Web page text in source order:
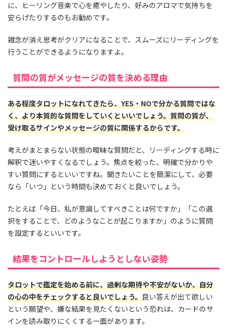
に、ヒーリング音楽で心を癒やしたり、好みのアロマで気持ちを
安らげたりするのもお勧めです。
雑念が消え思考がクリアになることで、スムーズにリーディングを
行うことができるようになりますよ。
質問の質がメッセージの質を決める理由
ある程度タロットになれてきたら、YES・NOで分かる質問ではな
く、より本質的な質問をしていくといいでしょう。質問の質が、
受け取るサインやメッセージの質に関係するからです。
考えがまとまらない状態の曖昧な質問だと、リーディングする時に
解釈で迷いやすくなるでしょう。焦点を絞った、明確で分かりや
すい質問にするといいですね。聞きたいことを簡潔にして、必要
なら「いつ」という時間も決めておくと良いでしょう。
たとえば「今日、私が意識してすべきことは何ですか」「この選
択をすることで、どのようなことが起こりますか」のように質問
を設定するといいです。
結果をコントロールしようとしない姿勢
タロットで鑑定を始める前に、過剰な期待や不安がないか、自分
の心の中をチェックすると良いでしょう。良い答えが出て欲しい
という願望や、嫌な結果を見たくないという恐れは、カードのサ
インを読み取りにくくする一面があります。